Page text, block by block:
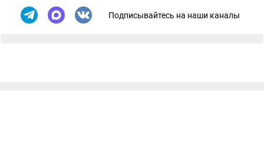
Подписывайтесь на наши каналы